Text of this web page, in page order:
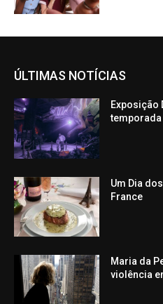
ÚLTIMAS NOTÍCIAS
Exposição
temporada
Um Dia
France
Maria da
violência